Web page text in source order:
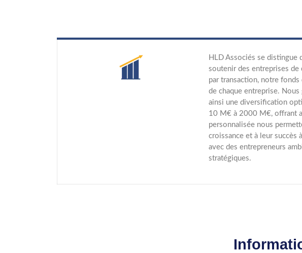
HLD Associés se distingue
soutenir des entreprises
par transaction, notre
de chaque entreprise.
ainsi une diversification
10 M€ à 2000 M€, offrant
personnalisée nous
croissance et à leur succès
avec des entrepreneurs
stratégiques.